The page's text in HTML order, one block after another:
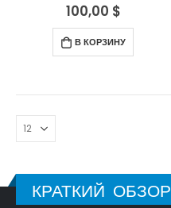
0out of 5
100,00 $
В КОРЗИНУ
КРАТКИЙ ОБЗОР